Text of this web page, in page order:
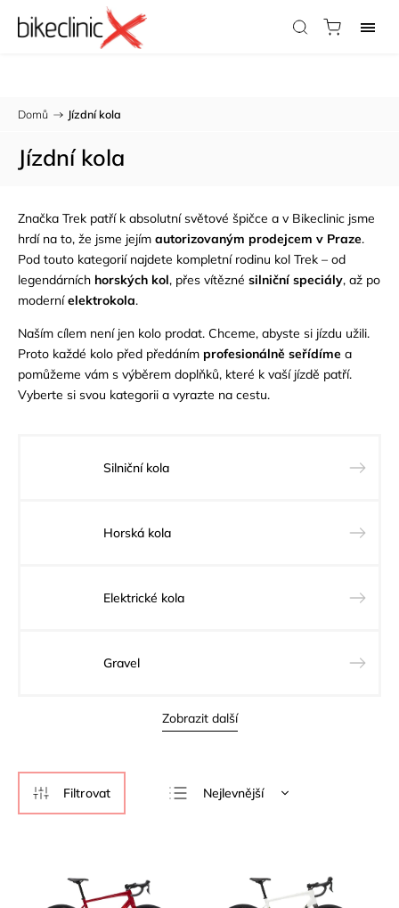
Potřebujete radu? 733 123 316
Domů / Jízdní kola
Jízdní kola
Značka Trek patří k absolutní světové špičce a v Bikeclinic jsme
hrdí na to, že jsme jejím autorizovaným prodejcem v Praze.
Pod touto kategorií najdete kompletní rodinu kol Trek – od
legendárních horských kol, přes vítězné silniční speciály, až po
moderníelektrokola.
Naším cílem není jen kolo prodat. Chceme, abyste si jízdu užili.
Proto každé kolo před předáním profesionálně seřídíme a
pomůžeme vám s výběrem doplňků, které k vaší jízdě patří.
Vyberte si svou kategorii a vyrazte na cestu.
Silniční kola
Horská kola
Elektrické kola
Gravel
Zobrazit další
Nejlevnější
Abecedně